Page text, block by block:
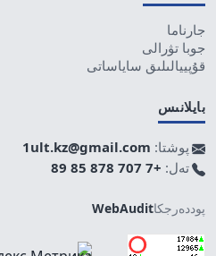
جارناما
جوبا تۋرالى
قۇپييالىلىق ساياساتى
بايلانىس
پوشتا: 1ult.kz@gmail.com
تەل: +7 707 878 85 89
پوددەرجكاWebAudit